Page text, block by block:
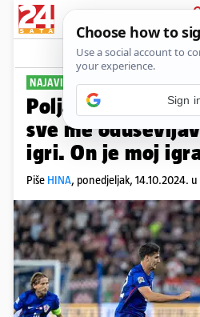
Sport
NAJAVILI HRVATSKU
Poljak nahvalio
sve me
igri. On je moj
Piše HINA, ponedjeljak, 14.10.2024.
Sign